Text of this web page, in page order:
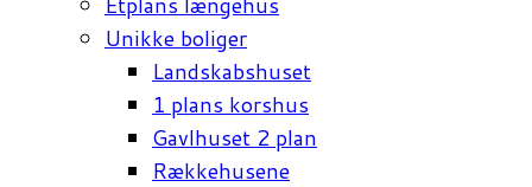
Unikke boliger
Landskabshuset
1 plans korshus
Gavlhuset 2 plan
Rækkehusene